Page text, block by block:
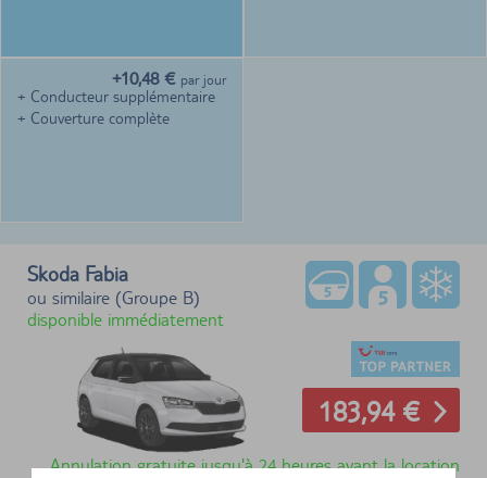
+ Conducteur supplémentaire
+ Couverture complète
+10,48 € par jour
Skoda Fabia
ou similaire (Groupe B)
disponible immédiatement
183,94 €
Annulation gratuite jusqu'à 24 heures avant la location